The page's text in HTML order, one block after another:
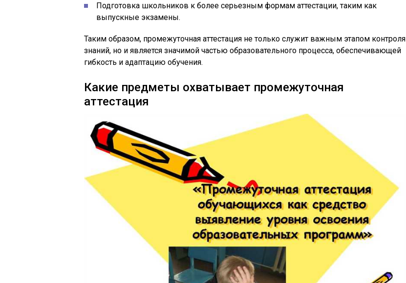
Подготовка школьников к более серьезным формам аттестации, таким как
выпускные экзамены.
Таким образом, промежуточная аттестация не только служит важным этапом контроля
знаний, но и является значимой частью образовательного процесса, обеспечивающей
гибкость и адаптацию обучения.
Какие предметы охватывает промежуточная
аттестация